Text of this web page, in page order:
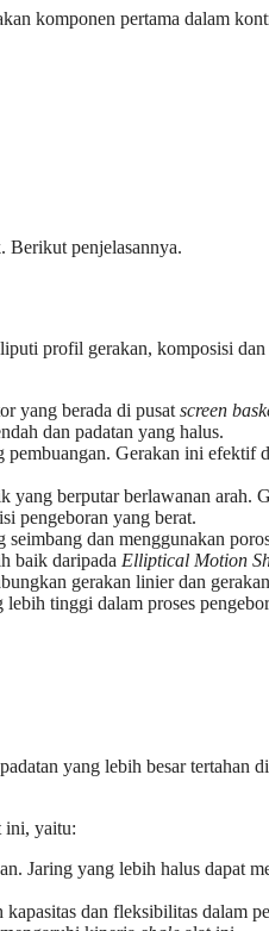
komponen pertama dalam
Berikut penjelasannya.
profil gerakan, komposisi
yang berada di pusat screen
dan padatan yang halus.
Gerakan ini efektif
yang berputar berlawanan arah.
pengeboran yang berat.
dan menggunakan
baik daripada Elliptical Motion
gerakan linier dan
tinggi dalam proses
yang lebih besar tertahan
ini, yaitu:
Jaring yang lebih halus dapat
dan fleksibilitas dalam